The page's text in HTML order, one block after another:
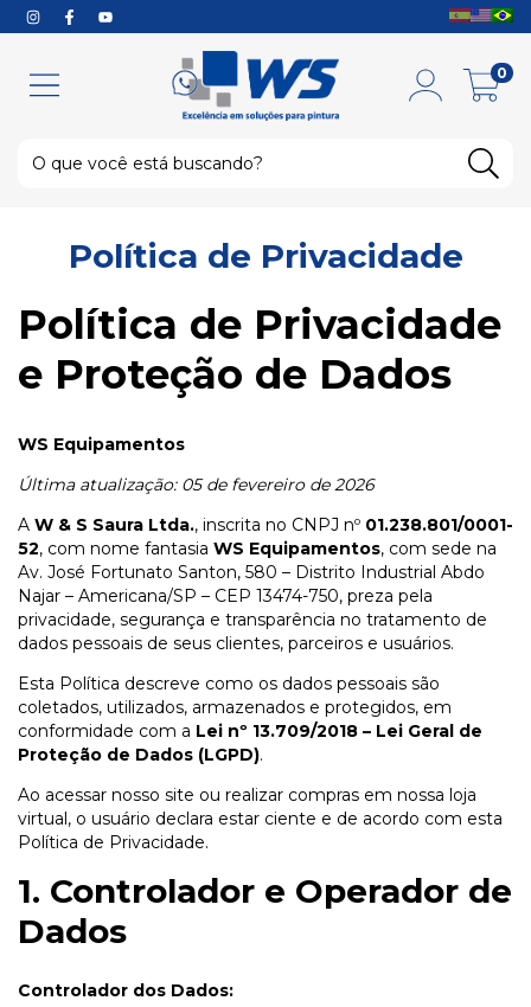
0
Política de Privacidade
Política de Privacidade
e Proteção de Dados
WS Equipamentos
Última atualização: 05 de fevereiro de 2026
A W & S Saura Ltda., inscrita no CNPJ nº 01.238.801/0001-
52, com nome fantasia WS Equipamentos, com sede na
Av. José Fortunato Santon, 580 – Distrito Industrial Abdo
Najar – Americana/SP – CEP 13474-750, preza pela
privacidade, segurança e transparência no tratamento de
dados pessoais de seus clientes, parceiros e usuários.
Esta Política descreve como os dados pessoais são
coletados, utilizados, armazenados e protegidos, em
conformidade com a Lei nº 13.709/2018 – Lei Geral de
Proteção de Dados (LGPD).
Ao acessar nosso site ou realizar compras em nossa loja
virtual, o usuário declara estar ciente e de acordo com esta
Política de Privacidade.
1. Controlador e Operador de
Dados
Controlador dos Dados: